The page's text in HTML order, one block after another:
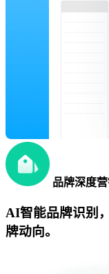
品牌深度
AI智能品牌识别
牌动向。